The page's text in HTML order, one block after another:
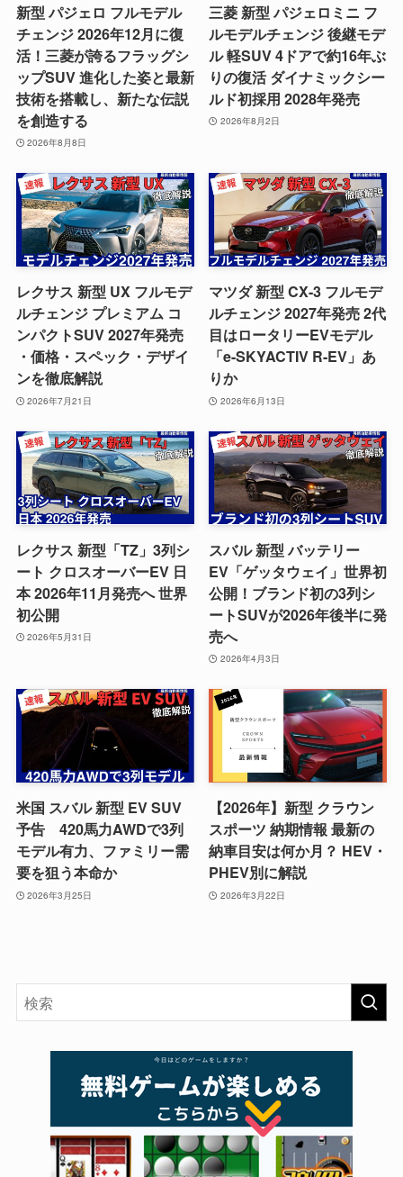
新型 パジェロ フルモデル
チェンジ 2026年12月に復
活！三菱が誇るフラッグシ
ップSUV 進化した姿と最新
技術を搭載し、新たな伝説
を創造する
2026年8月8日
三菱 新型 パジェロミニ フ
ルモデルチェンジ 後継モデ
ル 軽SUV 4ドアで約16年ぶ
りの復活 ダイナミックシー
ルド初採用 2028年発売
2026年8月2日
レクサス 新型 UX フルモデ
ルチェンジ プレミアム コ
ンパクトSUV 2027年発売
・価格・スペック・デザイ
ンを徹底解説
2026年7月21日
マツダ 新型 CX-3 フルモデ
ルチェンジ 2027年発売 2代
目はロータリーEVモデル
「e-SKYACTIV R-EV」あ
りか
2026年6月13日
レクサス 新型「TZ」3列シ
ート クロスオーバーEV 日
本 2026年11月発売へ 世界
初公開
2026年5月31日
スバル 新型 バッテリー
EV「ゲッタウェイ」世界初
公開！ブランド初の3列シ
ートSUVが2026年後半に発
売へ
2026年4月3日
米国 スバル 新型 EV SUV
予告 420馬力AWDで3列
モデル有力、ファミリー需
要を狙う本命か
2026年3月25日
【2026年】新型 クラウン
スポーツ 納期情報 最新の
納車目安は何か月？ HEV・
PHEV別に解説
2026年3月22日